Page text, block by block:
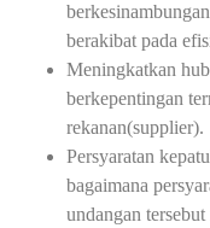
berakibat pada
Meningkatkan
berkepentingan
rekanan(supplier).
Persyaratan
bagaimana
undangan